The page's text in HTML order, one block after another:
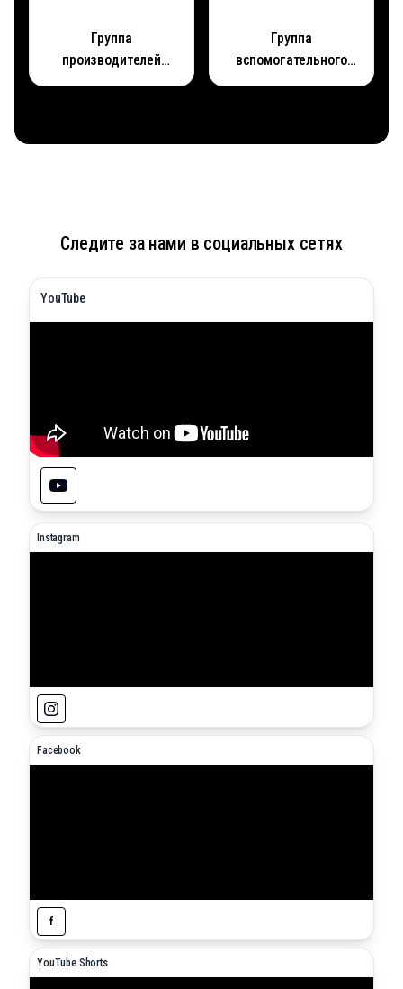
Группа
производителей
клипсовых машин
Группа
вспомогательного
оборудования для
Следите за нами в социальных сетях
YouTube
Instagram
Facebook
f
YouTube Shorts